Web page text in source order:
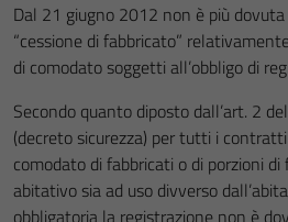
Dal 21 giugno 2012 non è più
“cessione di fabbricato”
di comodato soggetti all’obbligo di
Secondo quanto diposto dall’art. 2
(decreto sicurezza) per tutti i
comodato di fabbricati o di porzioni di
abitativo sia ad uso divverso
obbligatoria la registrazione non è